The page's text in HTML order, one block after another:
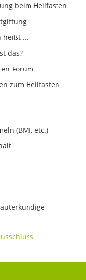
beim Heilfasten
heißt ...
das?
Forum
zum Heilfasten
(BMI, etc.)